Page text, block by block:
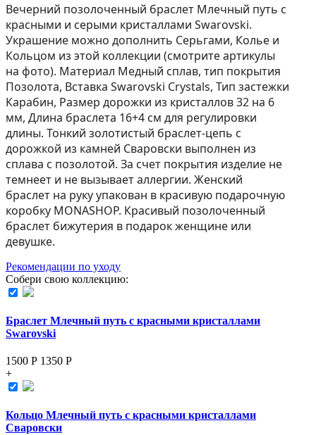
Вечерний позолоченный браслет Млечный путь с
красными и серыми кристаллами Swarovski.
Украшение можно дополнить Серьгами, Колье и
Кольцом из этой коллекции (смотрите артикулы
на фото). Материал Медный сплав, тип покрытия
Позолота, Вставка Swarovski Crystals, Тип застежки
Карабин, Размер дорожки из кристаллов 32 на 6
мм, Длина браслета 16+4 см для регулировки
длины. Тонкий золотистый браслет-цепь с
дорожкой из камней Сваровски выполнен из
сплава с позолотой. За счет покрытия изделие не
темнеет и не вызывает аллергии. Женский
браслет на руку упакован в красивую подарочную
коробку MONASHOP. Красивый позолоченный
браслет бижутерия в подарок женщине или
девушке.
Рекомендации по уходу
Собери свою коллекцию:
Браслет Млечный путь с красными кристаллами
Swarovski
1500 Р 1350 Р
+
Кольцо Млечный путь с красными кристаллами
Сваровски